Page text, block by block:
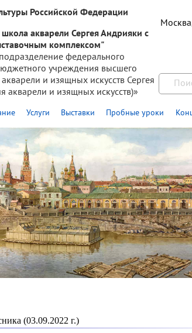
Российской Федерации
акварели Сергея Андрияки с
комплексом"
федерального
учреждения высшего
и изящных искусств Сергея
акварели и изящных искусств)»
Услуги Выставки Пробные уроки
(03.09.2022 г.)